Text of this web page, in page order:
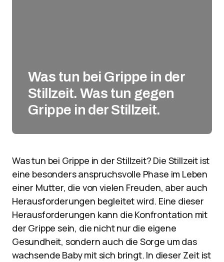
Was tun bei Grippe in der
Stillzeit. Was tun gegen
Grippe in der Stillzeit.
Was tun bei Grippe in der Stillzeit? Die Stillzeit ist
eine besonders anspruchsvolle Phase im Leben
einer Mutter, die von vielen Freuden, aber auch
Herausforderungen begleitet wird. Eine dieser
Herausforderungen kann die Konfrontation mit
der Grippe sein, die nicht nur die eigene
Gesundheit, sondern auch die Sorge um das
wachsende Baby mit sich bringt. In dieser Zeit ist